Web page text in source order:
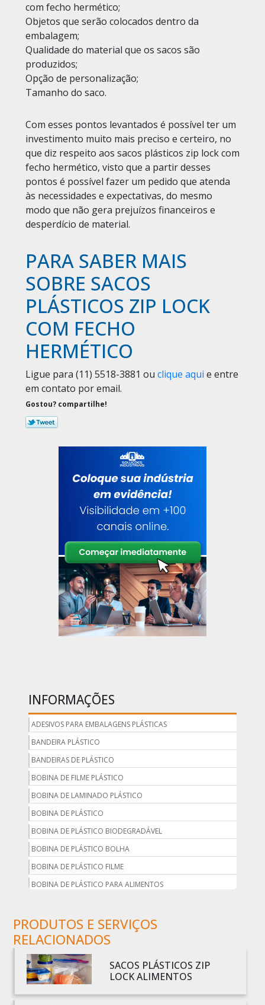
com fecho hermético;
Objetos que serão colocados dentro da
embalagem;
Qualidade do material que os sacos são
produzidos;
Opção de personalização;
Tamanho do saco.
Com esses pontos levantados é possível ter um
investimento muito mais preciso e certeiro, no
que diz respeito aos sacos plásticos zip lock com
fecho hermético, visto que a partir desses
pontos é possível fazer um pedido que atenda
às necessidades e expectativas, do mesmo
modo que não gera prejuízos financeiros e
desperdício de material.
PARA SABER MAIS
SOBRE SACOS
PLÁSTICOS ZIP LOCK
COM FECHO
HERMÉTICO
Ligue para (11) 5518-3881 ou clique aqui e entre
em contato por email.
Gostou? compartilhe!
INFORMAÇÕES
ADESIVOS PARA EMBALAGENS PLÁSTICAS
BANDEIRA PLÁSTICO
BANDEIRAS DE PLÁSTICO
BOBINA DE FILME PLÁSTICO
BOBINA DE LAMINADO PLÁSTICO
BOBINA DE PLÁSTICO
BOBINA DE PLÁSTICO BIODEGRADÁVEL
BOBINA DE PLÁSTICO BOLHA
BOBINA DE PLÁSTICO FILME
BOBINA DE PLÁSTICO PARA ALIMENTOS
BOBINA DE PLÁSTICO PRETO
BOBINA DE PLÁSTICO TRANSPARENTE
BOBINA DE SACO PLÁSTICO
BOBINA PLÁSTICA
PRODUTOS E SERVIÇOS
RELACIONADOS
SACOS PLÁSTICOS ZIP
LOCK ALIMENTOS